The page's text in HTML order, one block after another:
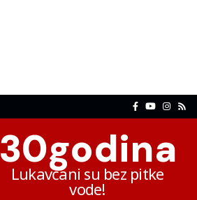
30godina
Lukavčani su bez pitke
vode!